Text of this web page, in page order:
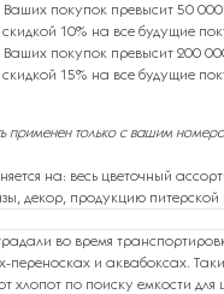
Ваших покупок превысит 50
10% на все будущие
Ваших покупок превысит 200
15% на все будущие
применен только с вашим
на: весь цветочный
декор, продукцию питерской
во время
переносках и аквабоксах.
хлопот по поиску емкости для